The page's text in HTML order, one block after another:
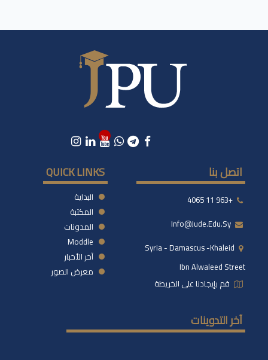
اتصل بنا
+963 11 4065
Syria - Damascus -khaleid
Ibn Alwaleed Street
قم بإيجادنا على الخريطة
QUICK LINKS
البداية
المكتبة
المدونات
Moddle
آخر الأخبار
معرض الصور
آخر التدوينات